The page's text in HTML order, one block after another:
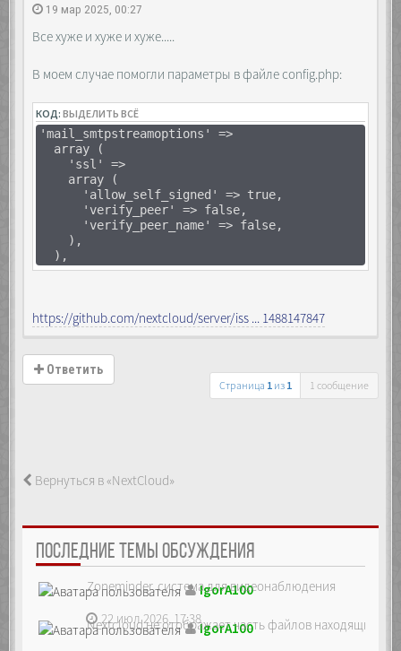
19 мар 2025, 00:27
Все хуже и хуже и хуже.....
В моем случае помогли параметры в файле config.php:
КОД:ВЫДЕЛИТЬ ВСЁ
'mail_smtpstreamoptions' =>
array (
'ssl' =>
array (
'allow_self_signed' => true,
'verify_peer' => false,
'verify_peer_name' => false,
),
),
https://github.com/nextcloud/server/iss ... 1488147847
Ответить
Страница 1из 1 1 сообщение
Вернуться в «NextCloud»
ПОСЛЕДНИЕ ТЕМЫ ОБСУЖДЕНИЯ
Zoneminder, система для видеонаблюдения
IgorA100
22 июл 2026, 17:38
Nextcloud не отображает часть файлов находящихся
IgorA100